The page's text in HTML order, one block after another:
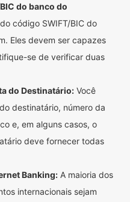
do banco do
código SWIFT/BIC do
Eles devem ser capazes
se de verificar duas
do Destinatário: Você
destinatário, número da
e, em alguns casos, o
deve fornecer todas
Banking: A maioria dos
internacionais sejam